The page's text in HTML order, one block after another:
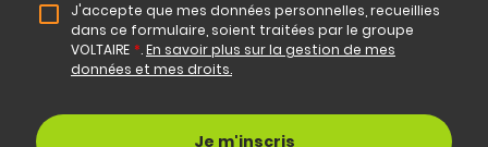
J'accepte que mes données personnelles, recueillies
dans ce formulaire, soient traitées par le groupe
VOLTAIRE *.En savoir plus sur la gestion de mes
données et mes droits.